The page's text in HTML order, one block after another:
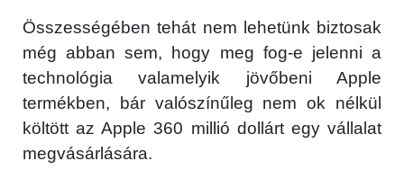
Összességében tehát nem lehetünk biztosak
még abban sem, hogy meg fog-e jelenni a
technológia valamelyik jövőbeni Apple
termékben, bár valószínűleg nem ok nélkül
költött az Apple 360 millió dollárt egy vállalat
megvásárlására.